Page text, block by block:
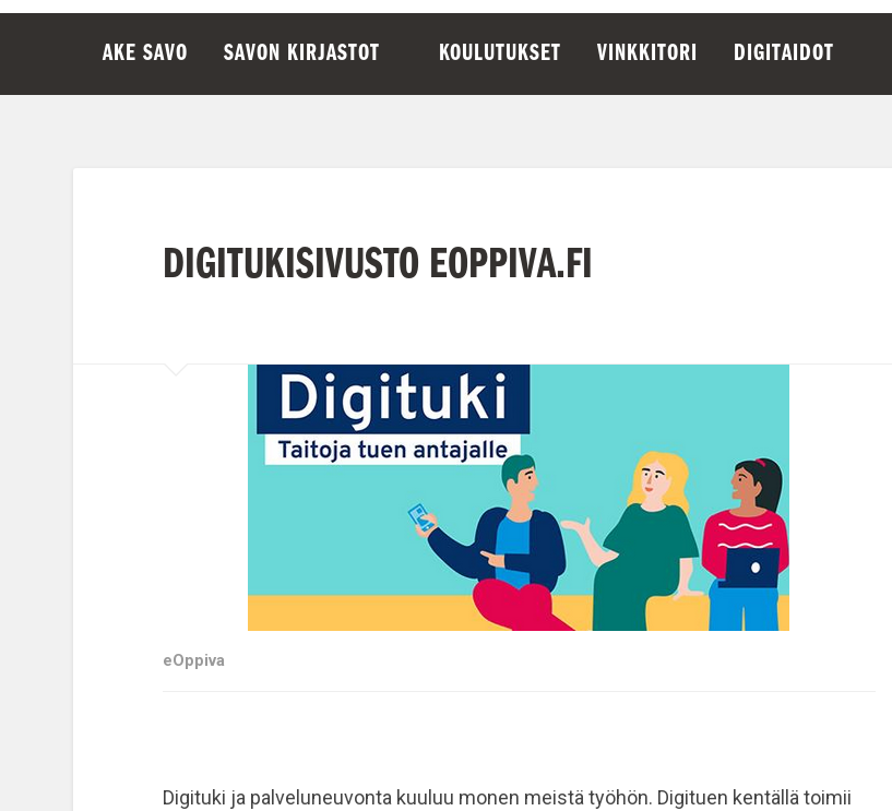
AKE SAVO SAVON KIRJASTOT KOULUTUKSET VINKKITORI DIGITAIDOT
DIGITUKISIVUSTO EOPPIVA.FI
eOppiva
Digituki ja palveluneuvonta kuuluu monen meistä työhön. Digituen kentällä toimii